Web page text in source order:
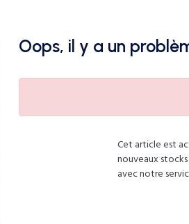
Oops, il y a un
Cet article est
nouveaux
avec notre